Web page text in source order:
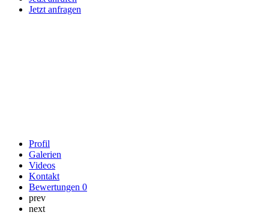
Jetzt anfragen
Profil
Galerien
Videos
Kontakt
Bewertungen 0
prev
next